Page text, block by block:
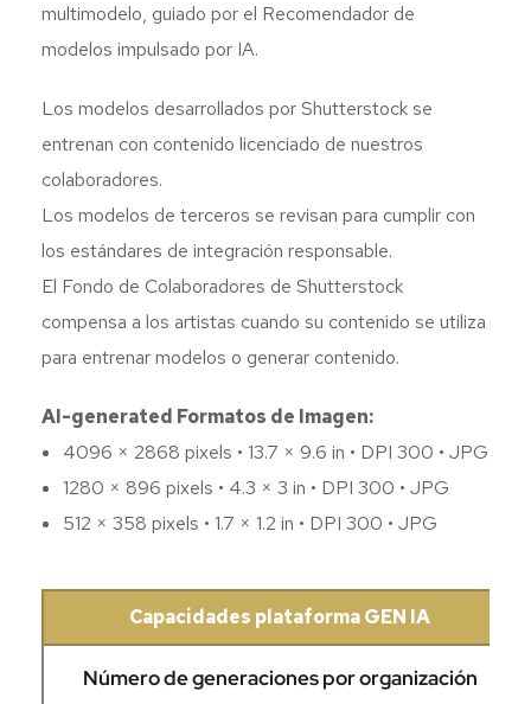
multimodelo, guiado por el Recomendador de
modelos impulsado por IA.
Los modelos desarrollados por Shutterstock se
entrenan con contenido licenciado de nuestros
colaboradores.
Los modelos de terceros se revisan para cumplir con
los estándares de integración responsable.
El Fondo de Colaboradores de Shutterstock
compensa a los artistas cuando su contenido se utiliza
para entrenar modelos o generar contenido.
AI-generated Formatos de Imagen:
4096 × 2868 pixels • 13.7 × 9.6 in • DPI 300 • JPG
1280 × 896 pixels • 4.3 × 3 in • DPI 300 • JPG
512 × 358 pixels • 1.7 × 1.2 in • DPI 300 • JPG
Capacidades plataforma GEN IA
Número de generaciones por organización